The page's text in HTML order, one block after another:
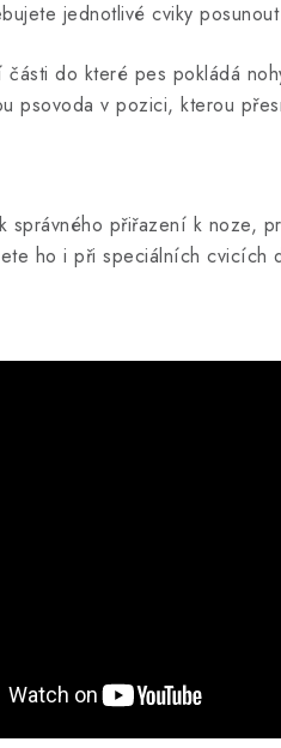
jednotlivé cviky
do které pes pokládá
psovoda v pozici, kterou
správného přiřazení k noze,
ho i při speciálních cvicích